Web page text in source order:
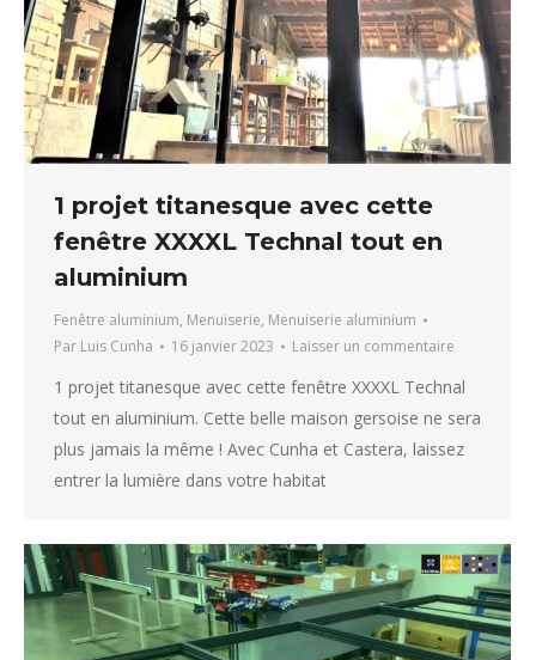
1 projet titanesque avec cette
fenêtre XXXXL Technal tout en
aluminium
Fenêtre aluminium, Menuiserie, Menuiserie aluminium
Par Luis Cunha 16 janvier 2023 Laisser un commentaire
1 projet titanesque avec cette fenêtre XXXXL Technal
tout en aluminium. Cette belle maison gersoise ne sera
plus jamais la même ! Avec Cunha et Castera, laissez
entrer la lumière dans votre habitat